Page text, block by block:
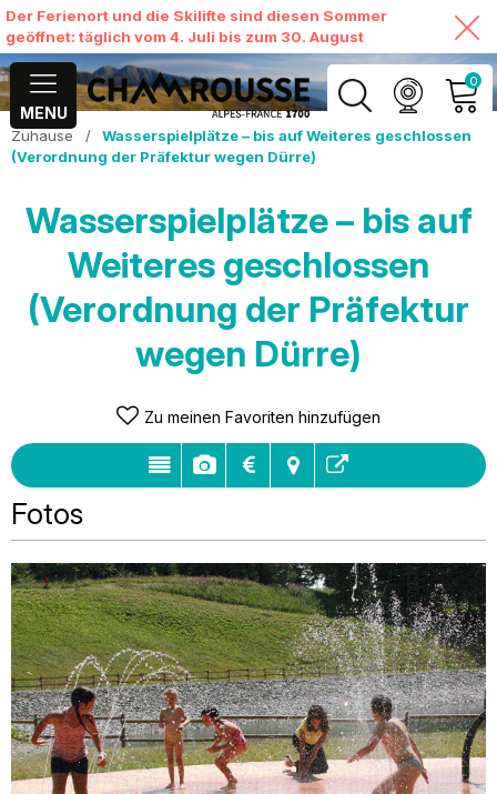
Der Ferienort und die Skilifte sind diesen Sommer
geöffnet: täglich vom 4. Juli bis zum 30. August
MENU
0
MEIN KONTO
ANSEHEN
Zuhause /
Wasserspielplätze – bis auf Weiteres geschlossen
(Verordnung der Präfektur wegen Dürre)
Wasserspielplätze – bis auf
Weiteres geschlossen
(Verordnung der Präfektur
wegen Dürre)
Zu meinen Favoriten hinzufügen
Fotos